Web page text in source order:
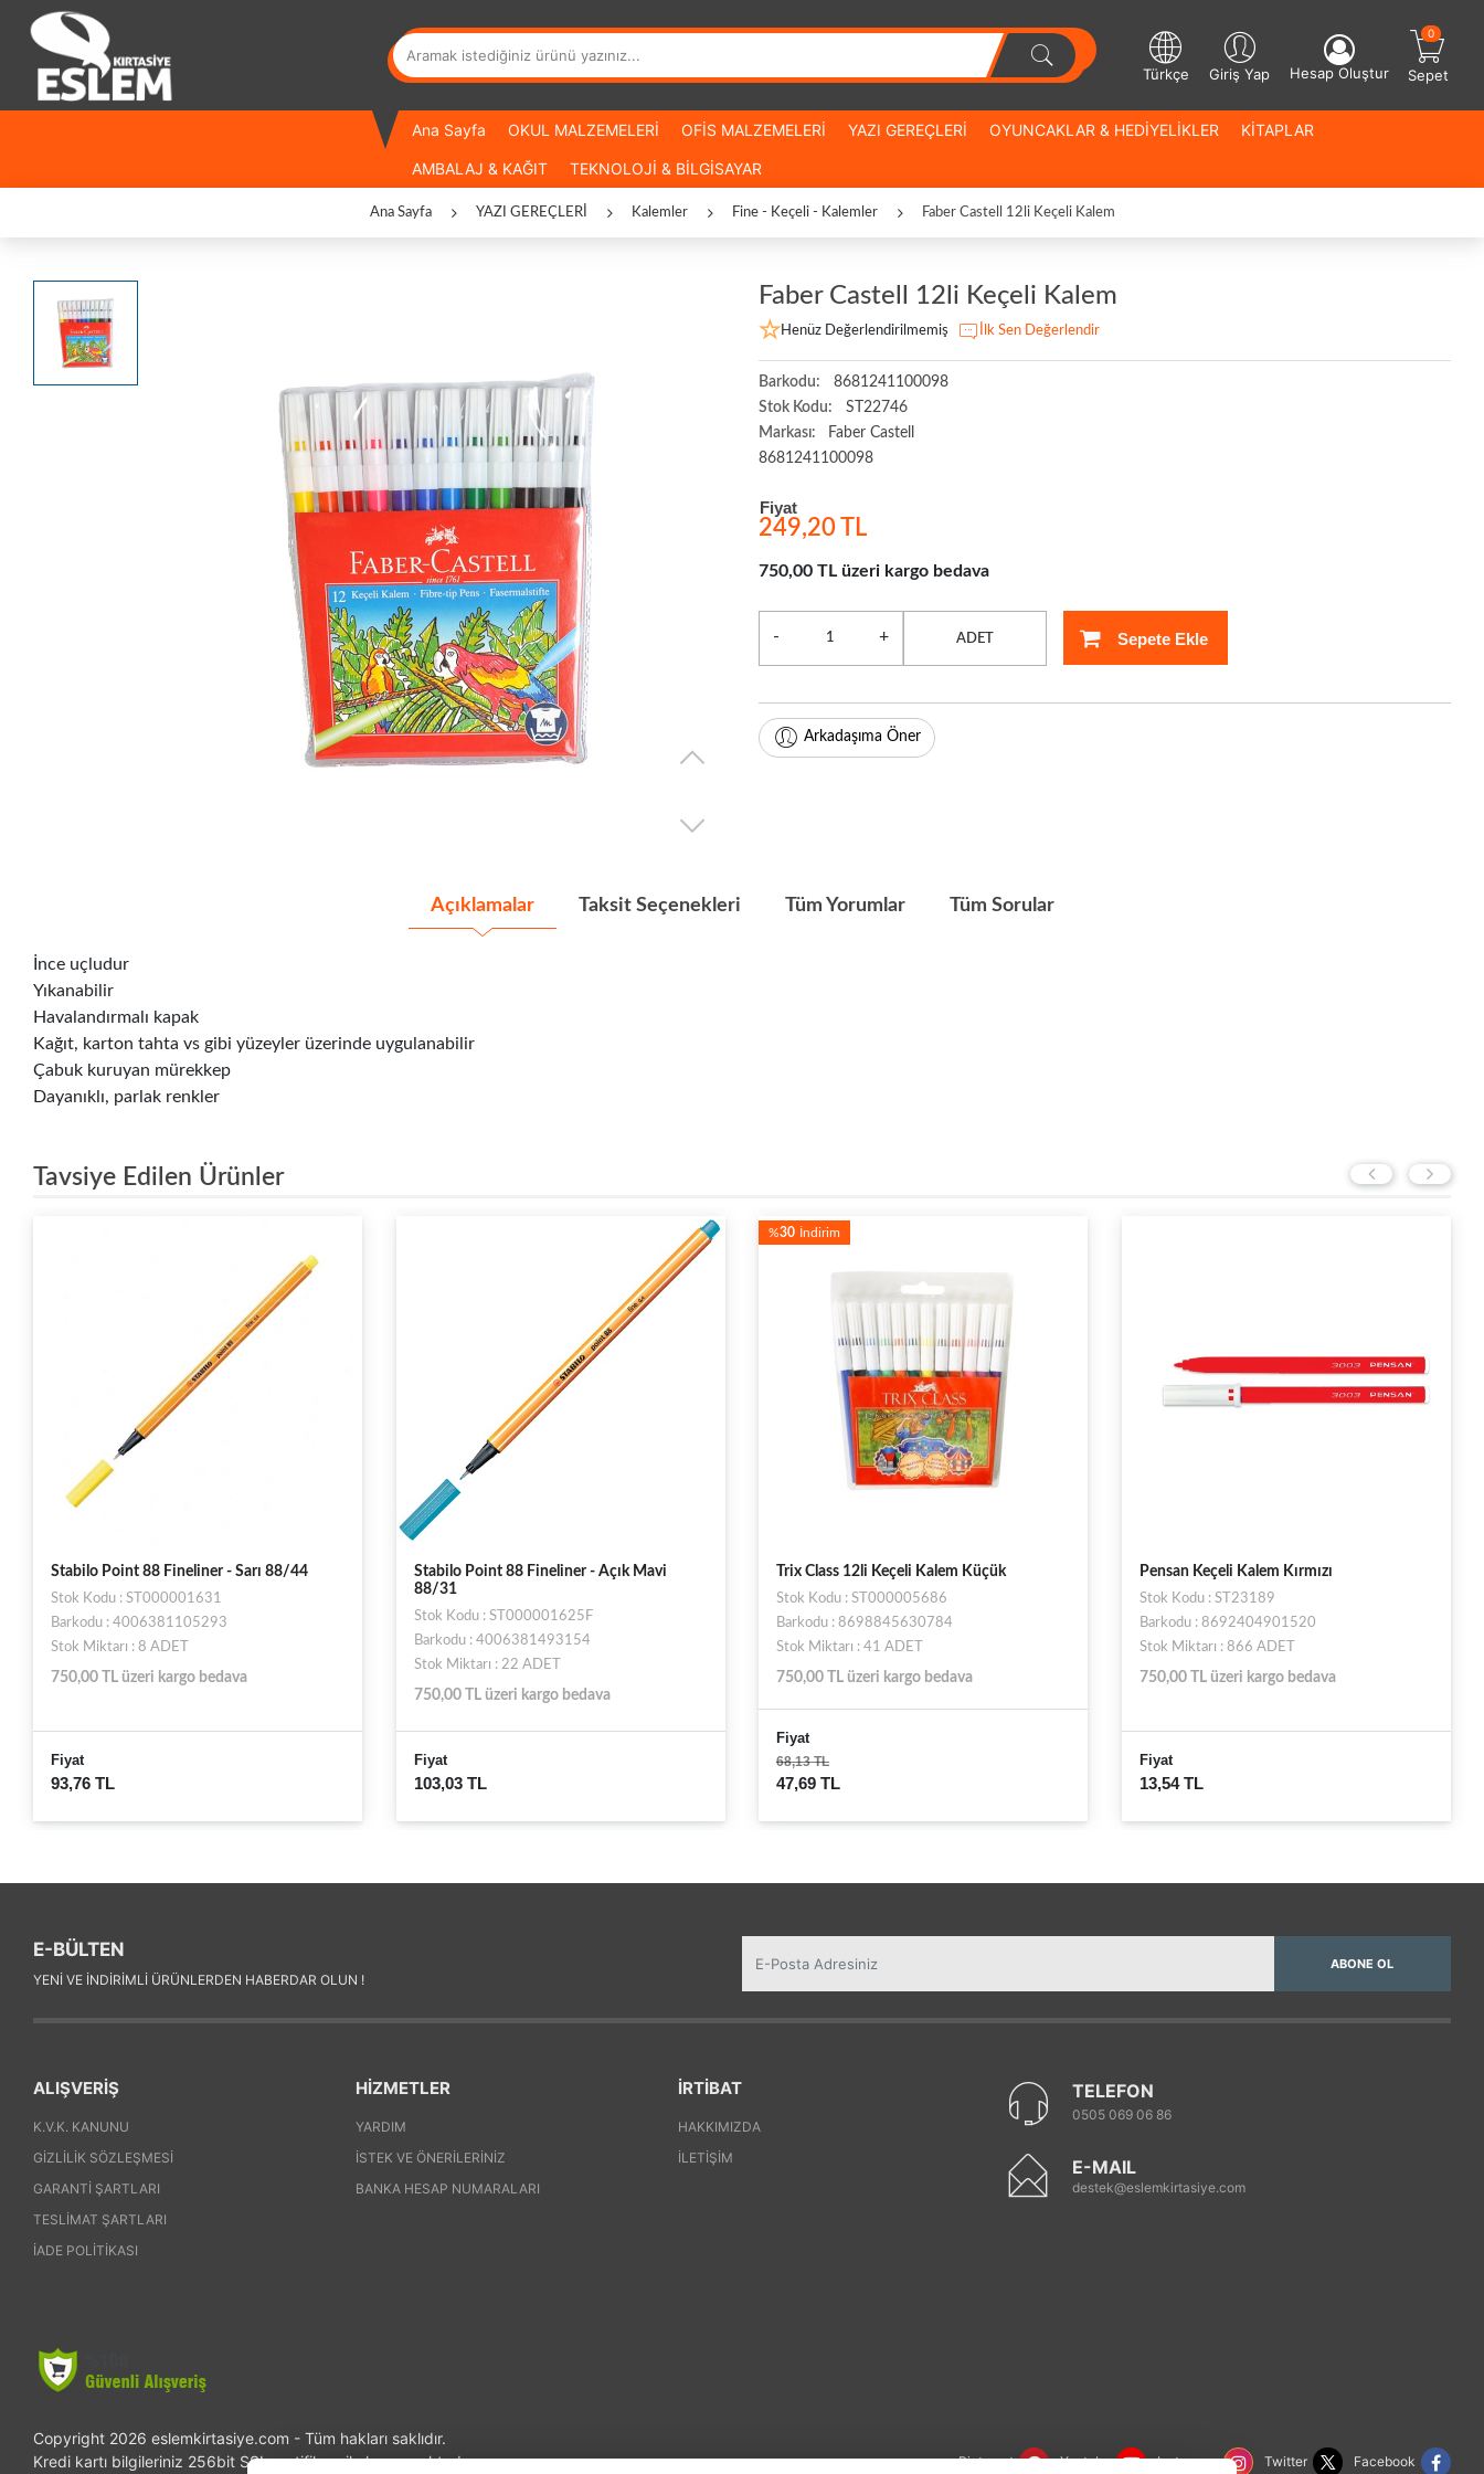
Sepet
0
Türkçe Giriş Yap Hesap Oluştur
Ana Sayfa OKUL MALZEMELERİ OFİS MALZEMELERİ YAZI GEREÇLERİ OYUNCAKLAR & HEDİYELİKLER KİTAPLAR
AMBALAJ & KAĞIT TEKNOLOJİ & BİLGİSAYAR
Ana Sayfa YAZI GEREÇLERİ Kalemler Fine - Keçeli - Kalemler Faber Castell 12li Keçeli Kalem
Faber Castell 12li Keçeli Kalem
Henüz Değerlendirilmemiş İlk Sen Değerlendir
Barkodu:
8681241100098
Stok Kodu:
ST22746
Markası:
Faber Castell
8681241100098
Fiyat
249,20 TL
750,00 TL üzeri kargo bedava
- + ADET Sepete Ekle
Arkadaşıma Öner
Açıklamalar Taksit Seçenekleri Tüm Yorumlar Tüm Sorular
İnce uçludur
Yıkanabilir
Havalandırmalı kapak
Kağıt, karton tahta vs gibi yüzeyler üzerinde uygulanabilir
Çabuk kuruyan mürekkep
Dayanıklı, parlak renkler
Tavsiye Edilen Ürünler
Stabilo Point 88 Fineliner - Açık Mavi
88/31
Stok Kodu : ST000001625F
Barkodu : 4006381493154
Fiyat
103,03 TL
Trix Class 12li Keçeli Kalem Küçük
Stok Kodu : ST000005686
Barkodu : 8698845630784
Stok Miktarı : 41 ADET
68,13 TL
47,69 TL
Pensan Keçeli Kalem Kırmızı
Stok Kodu : ST23189
Barkodu : 8692404901520
Stok Miktarı : 866 ADET
750,00 TL üzeri kargo bedava
Fiyat
13,54 TL
Faber Castell Grip Fine Pen [mor]
Stok Kodu : ST000381
Barkodu : 4005401516378
Stok Miktarı : 6 ADET
750,00 TL üzeri kargo bedava
Fiyat
61,76 TL
E-BÜLTEN
YENI VE INDIRIMLI ÜRÜNLERDEN HABERDAR OLUN !
ABONE OL
ALIŞVERİŞ
K.V.K. KANUNU
GIZLILIK SÖZLEŞMESI
GARANTI ŞARTLARI
TESLIMAT ŞARTLARI
İADE POLITIKASI
HİZMETLER
YARDIM
İSTEK VE ÖNERILERINIZ
BANKA HESAP NUMARALARI
İRTİBAT
HAKKIMIZDA
İLETIŞIM
TELEFON
0505 069 06 86
E-MAIL
destek@eslemkirtasiye.com
Copyright 2026 eslemkirtasiye.com - Tüm hakları saklıdır.
Kredi kartı bilgileriniz 256bit SSL sertifikası ile korunmaktadır.
Facebook
Twitter
Instagram
Youtube
Pinterest